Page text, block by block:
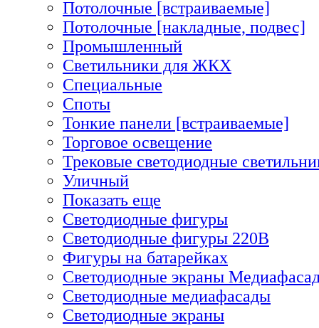
Потолочные [встраиваемые]
Потолочные [накладные, подвес]
Промышленный
Светильники для ЖКХ
Специальные
Споты
Тонкие панели [встраиваемые]
Торговое освещение
Трековые светодиодные
Уличный
Показать еще
Светодиодные фигуры
Светодиодные фигуры 220В
Фигуры на батарейках
Светодиодные экраны
Светодиодные медиафасады
Светодиодные экраны